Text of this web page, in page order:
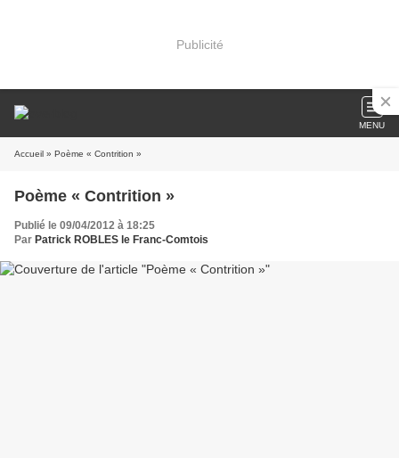
Publicité
MENU
Accueil » Poème « Contrition »
Poème « Contrition »
Publié le 09/04/2012 à 18:25
Par Patrick ROBLES le Franc-Comtois